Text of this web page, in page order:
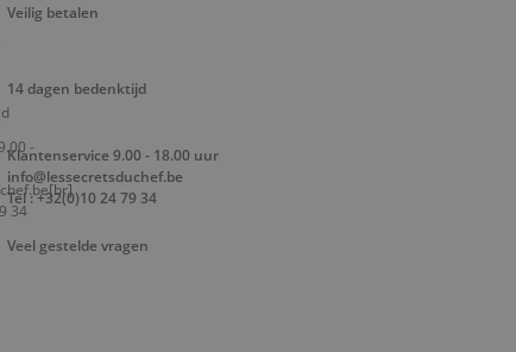
Veilig betalen
14 dagen bedenktijd
Klantenservice 9.00 - 18.00 uur
info@lessecretsduchef.be
Tel : +32(0)10 24 79 34
Veel gestelde vragen